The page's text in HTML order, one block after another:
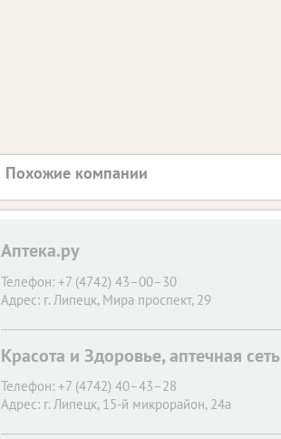
Похожие компании
Аптека.ру
Телефон: +7 (4742) 43–00–30
Адрес: г. Липецк, Мира проспект, 29
Красота и Здоровье, аптечная сеть
Телефон: +7 (4742) 40–43–28
Адрес: г. Липецк, 15-й микрорайон, 24а